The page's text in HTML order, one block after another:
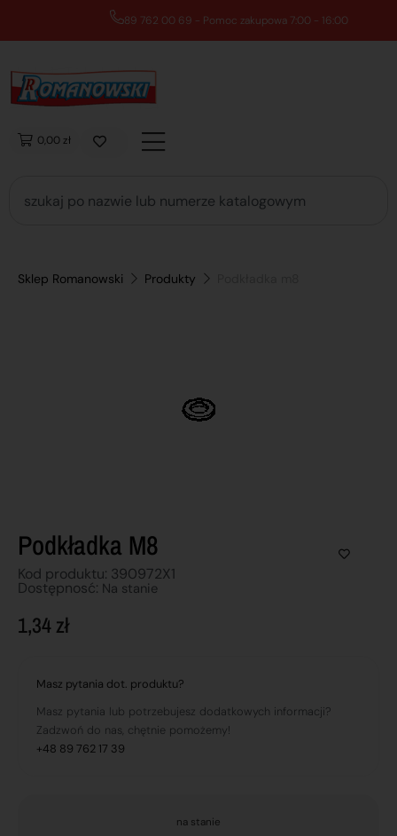
89 762 00 69 - Pomoc zakupowa 7:00 - 16:00
0,00 zł
Sklep Romanowski Produkty
Podkładka M8
Kod produktu: 390972X1
Dostępnosć: Na stanie
1,34zł
Masz pytania dot. produktu?
Masz pytania lub potrzebujesz dodatkowych informacji?
Zadzwoń do nas, chętnie pomożemy!
+48 89 762 17 39
na stanie